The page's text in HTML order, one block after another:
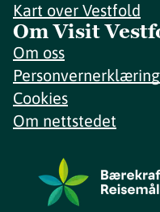
Kart over Vestfold
Om Visit
Om oss
Personvernerklæring
Cookies
Om nettstedet